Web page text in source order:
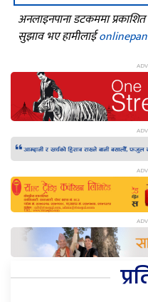
अनलाइनपाना डटकममा
सुझाव भए हामीलाई